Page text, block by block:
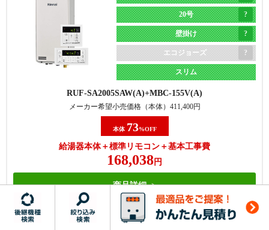
本体 71%OFF
給湯器本体＋標準リモコン＋基本工事費
185,281円
商品詳細
【基本工事費込セット】ノーリツ フロ給湯器 [エコジ
[BL認定品][W539×H638×D240mm][プレシャスシルバ
据置き
エコジョーズ
20号
壁掛け
エコジョーズ
スリム
RUF-SA2005SAW(A) MBC-155V(A)
メーカー希望小売価格（本体） 411,400円
本体 73%OFF
給湯器本体＋標準リモコン＋基本工事費
168,038 円
商品詳細